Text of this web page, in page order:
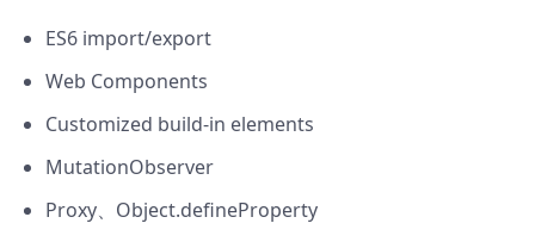
ES6 import/export
Web Components
Customized build-in elements
MutationObserver
Proxy、Object.defineProperty